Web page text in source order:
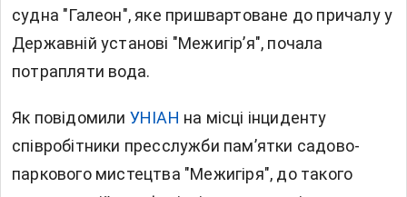
судна "Галеон", яке пришвартоване до причалу у
Державній установі "Межигір’я", почала
потрапляти вода.
Як повідомили УНІАН на місці інциденту
співробітники пресслужби памʼятки садово-
паркового мистецтва "Межигіря", до такого